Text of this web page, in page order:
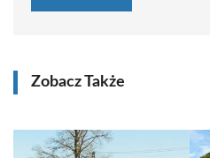
Zobacz Także